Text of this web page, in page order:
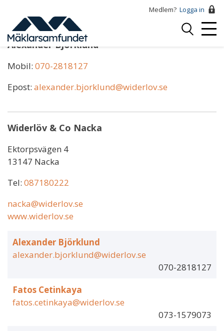
huvudinnehåll
Medlem? Logga in
Logga
Alexander Björklund
Mobil: 070-2818127
Epost: alexander.bjorklund@widerlov.se
Widerlöv & Co Nacka
Ektorpsvägen 4
13147 Nacka
Tel: 087180222
nacka@widerlov.se
www.widerlov.se
Alexander Björklund
alexander.bjorklund@widerlov.se
070-2818127
Fatos Cetinkaya
fatos.cetinkaya@widerlov.se
073-1579073